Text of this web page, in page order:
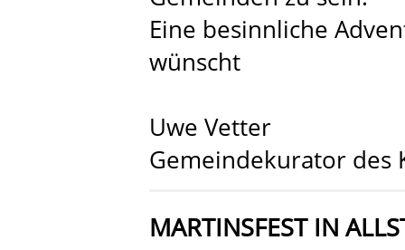
Eine besinnliche
wünscht
Uwe Vetter
Gemeindekurator des
MARTINSFEST IN